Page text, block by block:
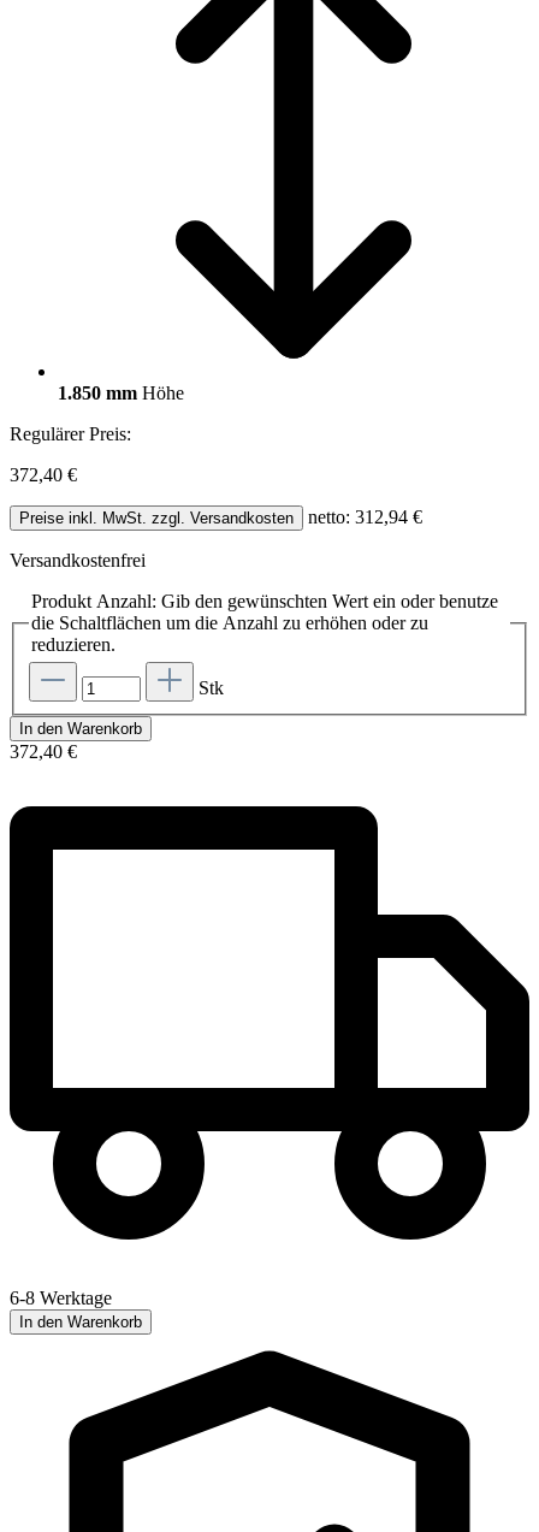
1.850 mm Höhe
Regulärer Preis:
372,40 €
Preise inkl. MwSt. zzgl. Versandkosten netto: 312,94 €
Versandkostenfrei
Produkt Anzahl: Gib den gewünschten Wert ein oder benutze
die Schaltflächen um die Anzahl zu erhöhen oder zu
reduzieren.
Stk
In den Warenkorb
372,40 €
6-8 Werktage
In den Warenkorb